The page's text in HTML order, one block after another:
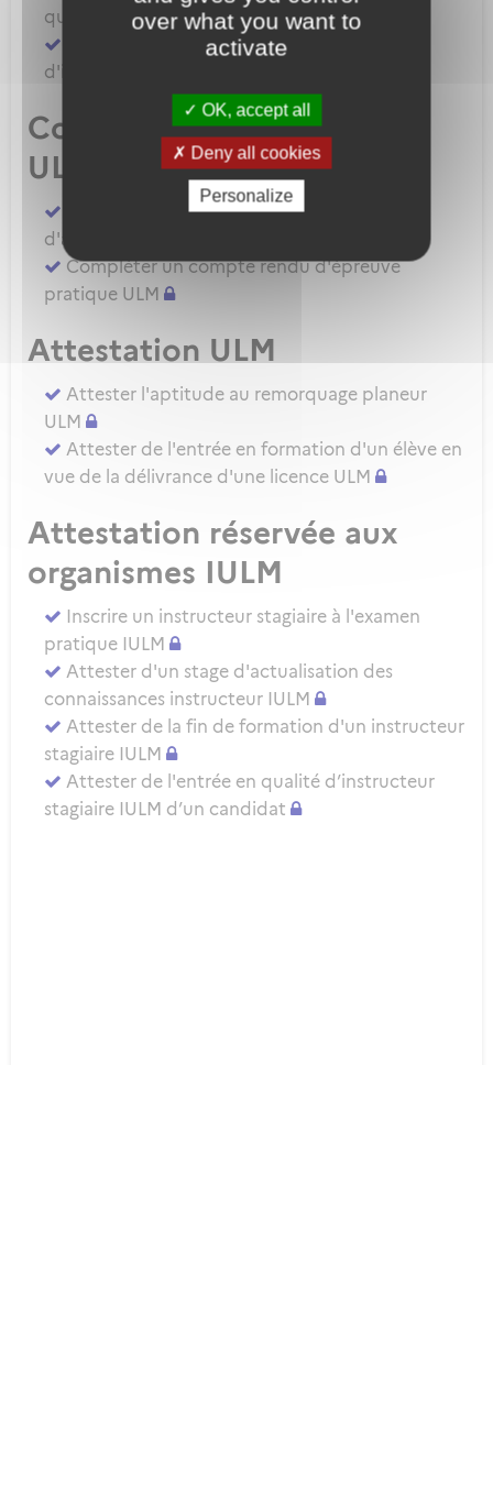
over what you want to
activate
OK, accept all
Deny all cookies
Personalize
qualification IULM
Demander une autorisation d'examinateur
d'instructeur EIULM
Compte rendu d’épreuve
ULM
Compléter un compte rendu d'épreuve
d'aptitude pratique instructeur IULM.
Compléter un compte rendu d'épreuve
pratique ULM
Attestation ULM
Attester l'aptitude au remorquage planeur
ULM
Attester de l'entrée en formation d'un élève en
vue de la délivrance d'une licence ULM
Attestation réservée aux
organismes IULM
Inscrire un instructeur stagiaire à l'examen
pratique IULM
Attester d'un stage d'actualisation des
connaissances instructeur IULM
Attester de la fin de formation d'un instructeur
stagiaire IULM
Attester de l'entrée en qualité d’instructeur
stagiaire IULM d’un candidat